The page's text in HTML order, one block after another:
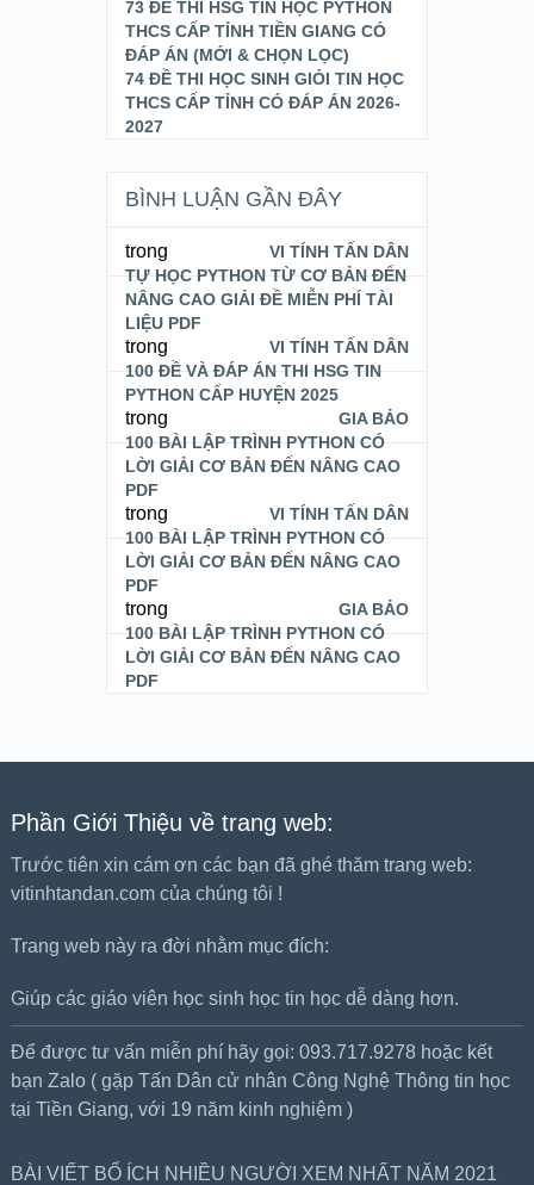
73 ĐỀ THI HSG TIN HỌC PYTHON
THCS CẤP TỈNH TIỀN GIANG CÓ
ĐÁP ÁN (MỚI & CHỌN LỌC)
74 ĐỀ THI HỌC SINH GIỎI TIN HỌC
THCS CẤP TỈNH CÓ ĐÁP ÁN 2026-
2027
BÌNH LUẬN GẦN ĐÂY
VI TÍNH TẤN DÂN
trong
TỰ HỌC PYTHON TỪ CƠ BẢN ĐẾN
NÂNG CAO GIẢI ĐỀ MIỄN PHÍ TÀI
LIỆU PDF
VI TÍNH TẤN DÂN
trong
100 ĐỀ VÀ ĐÁP ÁN THI HSG TIN
PYTHON CẤP HUYỆN 2025
GIA BẢO
trong
100 BÀI LẬP TRÌNH PYTHON CÓ
LỜI GIẢI CƠ BẢN ĐẾN NÂNG CAO
PDF
VI TÍNH TẤN DÂN
trong
100 BÀI LẬP TRÌNH PYTHON CÓ
LỜI GIẢI CƠ BẢN ĐẾN NÂNG CAO
PDF
GIA BẢO
trong
100 BÀI LẬP TRÌNH PYTHON CÓ
LỜI GIẢI CƠ BẢN ĐẾN NÂNG CAO
PDF
Phần Giới Thiệu về trang web:
Trước tiên xin cám ơn các bạn đã ghé thăm trang web:
vitinhtandan.com của chúng tôi !
Trang web này ra đời nhằm mục đích:
Giúp các giáo viên học sinh học tin học dễ dàng hơn.
Để được tư vấn miễn phí hãy gọi: 093.717.9278 hoặc kết
bạn Zalo ( gặp Tấn Dân cử nhân Công Nghệ Thông tin học
tại Tiền Giang, với 19 năm kinh nghiệm )
BÀI VIẾT BỔ ÍCH NHIỀU NGƯỜI XEM NHẤT NĂM 2021